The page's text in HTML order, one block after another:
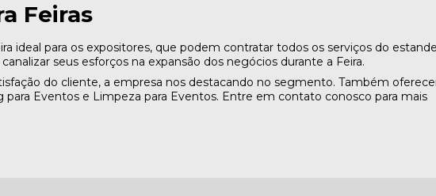
Feiras
ideal para os expositores, que podem contratar todos os serviços do
seus esforços na expansão dos negócios durante a Feira.
do cliente, a empresa nos destacando no segmento. Também
para Eventos e Limpeza para Eventos. Entre em contato conosco para mais